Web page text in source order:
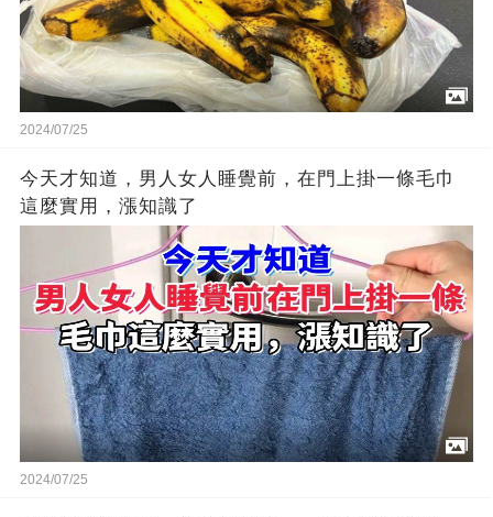
2024/07/25
今天才知道，男人女人睡覺前，在門上掛一條毛巾
這麼實用，漲知識了
2024/07/25